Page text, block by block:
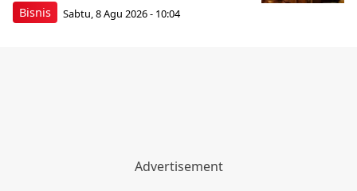
Bisnis Sabtu, 8 Agu 2026 - 10:04